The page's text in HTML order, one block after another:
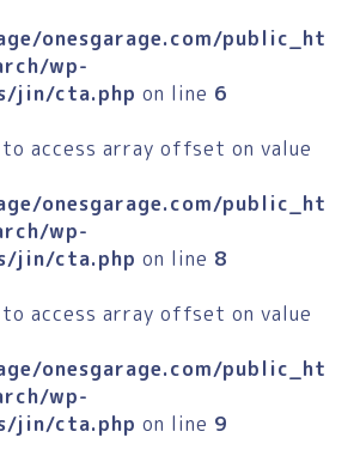
onesgarage.com/public_ht
wp-
jin/cta.php on line 6
access array offset on value
onesgarage.com/public_ht
wp-
jin/cta.php on line 8
access array offset on value
onesgarage.com/public_ht
wp-
jin/cta.php on line 9